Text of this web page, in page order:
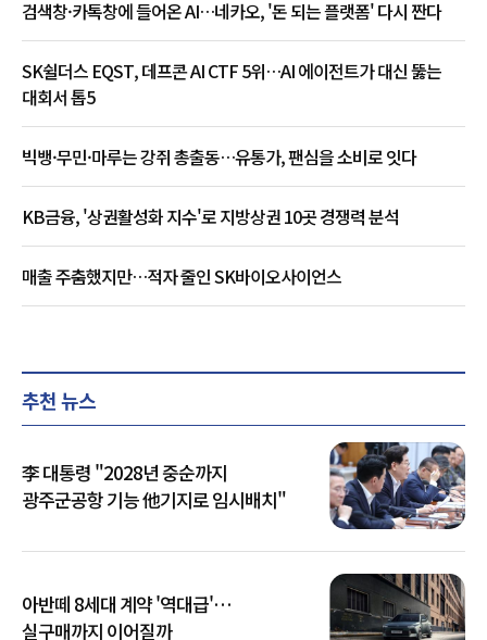
검색창·카톡창에 들어온 AI…네카오, '돈 되는 플랫폼' 다시 짠다
SK쉴더스 EQST, 데프콘 AI CTF 5위…AI 에이전트가 대신 뚫는
대회서 톱5
빅뱅·무민·마루는 강쥐 총출동…유통가, 팬심을 소비로 잇다
KB금융, '상권활성화 지수'로 지방상권 10곳 경쟁력 분석
매출 주춤했지만…적자 줄인 SK바이오사이언스
추천 뉴스
李 대통령 "2028년 중순까지
광주군공항 기능 他기지로 임시배치"
아반떼 8세대 계약 '역대급'…
실구매까지 이어질까